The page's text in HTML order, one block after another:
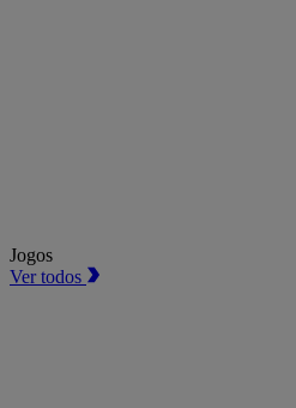
Jogos
Ver todos